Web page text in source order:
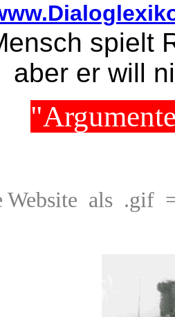
nicht
Website als .gif